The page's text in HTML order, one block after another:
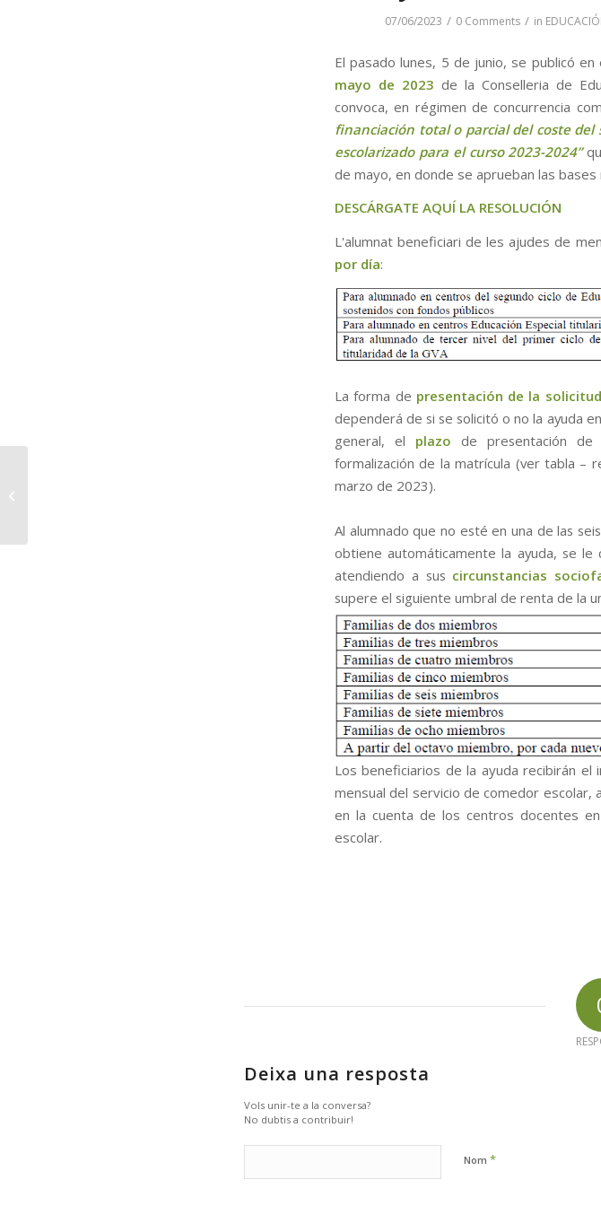
07/06/2023 / 0 Comments / in
El pasado lunes, 5 de junio, se publicó en
mayo de 2023 de la Conselleria de
convoca, en régimen de concurrencia
financiación total o parcial del coste del
escolarizado para el curso 2023-2024”
de mayo, en donde se aprueban las bases
DESCÁRGATE AQUÍ LA RESOLUCIÓN
L'alumnat beneficiari de les ajudes de
por día:
La forma de presentación de la
dependerá de si se solicitó o no la ayuda
general, el plazo de presentación
formalización de la matrícula (ver tabla –
marzo de 2023).
Al alumnado que no esté en una de las
obtiene automáticamente la ayuda, se le
atendiendo a sus circunstancias
supere el siguiente umbral de renta de la
Los beneficiarios de la ayuda recibirán
mensual del servicio de comedor
en la cuenta de los centros docentes
escolar.
Deixa una resposta
Vols unir-te a la conversa?
No dubtis a contribuir!
Nom *